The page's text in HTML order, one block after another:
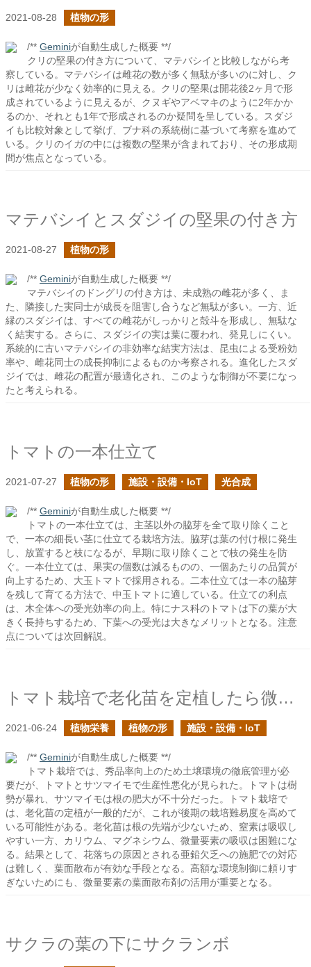
2021-08-28 植物の形
/** Geminiが自動生成した概要 **/
クリの堅果の付き方について、マテバシイと比較しながら考
察している。マテバシイは雌花の数が多く無駄が多いのに対し、ク
リは雌花が少なく効率的に見える。クリの堅果は開花後2ヶ月で形
成されているように見えるが、クヌギやアベマキのように2年かか
るのか、それとも1年で形成されるのか疑問を呈している。スダジ
イも比較対象として挙げ、ブナ科の系統樹に基づいて考察を進めて
いる。クリのイガの中には複数の堅果が含まれており、その形成期
間が焦点となっている。
マテバシイとスダジイの堅果の付き方
2021-08-27 植物の形
/** Geminiが自動生成した概要 **/
マテバシイのドングリの付き方は、未成熟の雌花が多く、ま
た、隣接した実同士が成長を阻害し合うなど無駄が多い。一方、近
縁のスダジイは、すべての雌花がしっかりと殻斗を形成し、無駄な
く結実する。さらに、スダジイの実は葉に覆われ、発見しにくい。
系統的に古いマテバシイの非効率な結実方法は、昆虫による受粉効
率や、雌花同士の成長抑制によるものか考察される。進化したスダ
ジイでは、雌花の配置が最適化され、このような制御が不要になっ
たと考えられる。
トマトの一本仕立て
2021-07-27 植物の形 施設・設備・IoT 光合成
/** Geminiが自動生成した概要 **/
トマトの一本仕立ては、主茎以外の脇芽を全て取り除くこと
で、一本の細長い茎に仕立てる栽培方法。脇芽は葉の付け根に発生
し、放置すると枝になるが、早期に取り除くことで枝の発生を防
ぐ。一本仕立ては、果実の個数は減るものの、一個あたりの品質が
向上するため、大玉トマトで採用される。二本仕立ては一本の脇芽
を残して育てる方法で、中玉トマトに適している。仕立ての利点
は、木全体への受光効率の向上。特にナス科のトマトは下の葉が大
きく長持ちするため、下葉への受光は大きなメリットとなる。注意
点については次回解説。
トマト栽培で老化苗を定植したら微量要素の課題が付き纏う
2021-06-24 植物栄養 植物の形 施設・設備・IoT
/** Geminiが自動生成した概要 **/
トマト栽培では、秀品率向上のため土壌環境の徹底管理が必
要だが、トマトとサツマイモで生産性悪化が見られた。トマトは樹
勢が暴れ、サツマイモは根の肥大が不十分だった。トマト栽培で
は、老化苗の定植が一般的だが、これが後期の栽培難易度を高めて
いる可能性がある。老化苗は根の先端が少ないため、窒素は吸収し
やすい一方、カリウム、マグネシウム、微量要素の吸収は困難にな
る。結果として、花落ちの原因とされる亜鉛欠乏への施肥での対応
は難しく、葉面散布が有効な手段となる。高額な環境制御に頼りす
ぎないためにも、微量要素の葉面散布剤の活用が重要となる。
サクラの葉の下にサクランボ